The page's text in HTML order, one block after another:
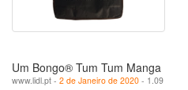
Um Bongo® Tum Tum Manga
www.lidl.pt - 2 de Janeiro de 2020 - 1.09